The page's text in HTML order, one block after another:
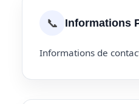
📞 Informations
Informations de